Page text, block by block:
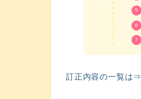
訂正内容の一覧は⇒